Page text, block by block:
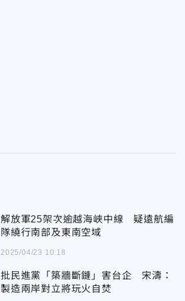
解放軍25架次逾越海峽中線 疑遠航編
隊繞行南部及東南空域
2025/04/23 10:18
批民進黨「築牆斷鏈」害台企 宋濤：
製造兩岸對立將玩火自焚